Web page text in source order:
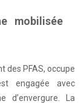
mobilisée
des PFAS, occupe
engagée avec
d’envergure. La